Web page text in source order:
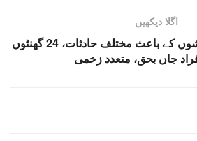
اگلا دیکھیں
پنجاب میں طوفانی بارشوں کے باعث مختلف حادثات، 24 گھنٹوں